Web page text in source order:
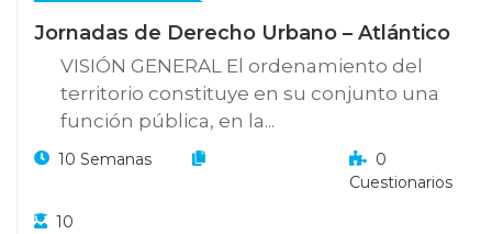
Jornadas de Derecho Urbano – Atlántico
VISIÓN GENERAL El ordenamiento del
territorio constituye en su conjunto una
función pública, en la...
10 Semanas
0
Cuestionarios
10